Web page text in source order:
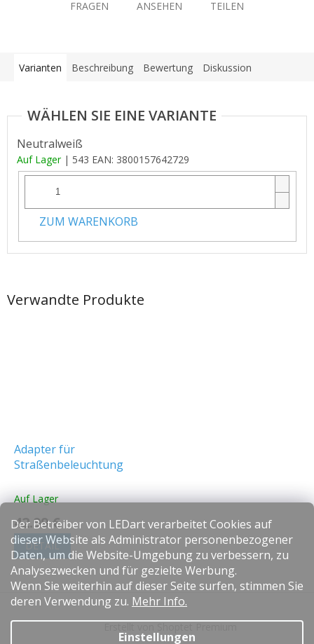
Der Betreiber von LEDart verarbeitet Cookies auf
dieser Website als Administrator personenbezogener
Daten, um die Website-Umgebung zu verbessern, zu
Analysezwecken und für gezielte Werbung.
Wenn Sie weiterhin auf dieser Seite surfen, stimmen Sie
deren Verwendung zu. Mehr Info.
Einstellungen
FRAGEN ANSEHEN TEILEN
Verwandte Produkte
Adapter für
Straßenbeleuchtung
Auf Lager
42.99 €
DETAIL
Varianten Beschreibung Bewertung Diskussion
Neutralweiß
Auf Lager | 543 EAN: 3800157642729
ZUM WARENKORB